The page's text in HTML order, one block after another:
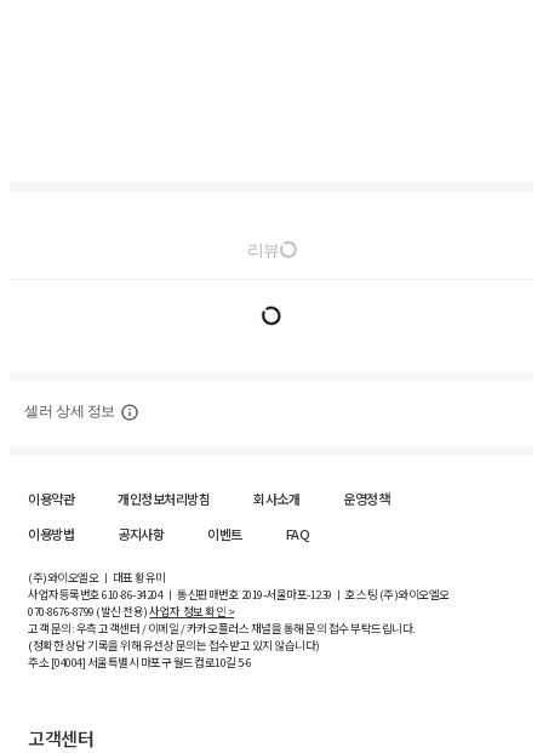
리뷰
셀러 상세 정보
이용약관 개인정보처리방침 회사소개
운영정책
이용방법
공지사항 이벤트 FAQ
(주)와이오엘오 ㅣ 대표 황유미
사업자등록번호610-86-34204ㅣ 통신판매번호 2019-서울마포-1239 ㅣ 호스팅 (주)와이오엘오
070-8676-8799 (발신 전용)사업자 정보 확인 >
고객 문의: 우측 고객센터 / 이메일 / 카카오플러스 채널을 통해 문의 접수 부탁드립니다.
(정확한 상담 기록을 위해 유선상 문의는 접수받고 있지 않습니다)
주소 [04004] 서울특별시 마포구 월드컵로10길5-6
고객센터